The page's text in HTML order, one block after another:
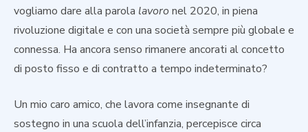
vogliamo dare alla parola lavoronel 2020, in piena
rivoluzione digitale e con una società sempre più globale e
connessa. Ha ancora senso rimanere ancorati al concetto
di posto fisso e di contratto a tempo indeterminato?
Un mio caro amico, che lavora come insegnante di
sostegno in una scuola dell’infanzia, percepisce circa